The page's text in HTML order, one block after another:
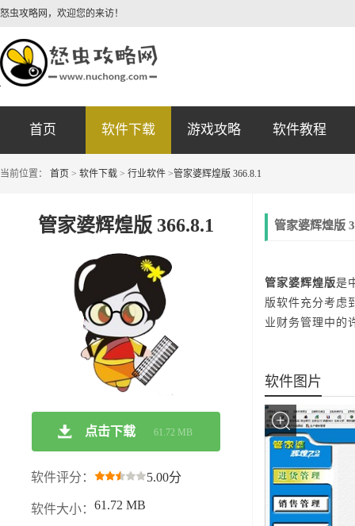
怒虫攻略网，欢迎您的来访！
首页 软件下载 游戏攻略 软件教程
当前位置： 首页 > 软件下载 > 行业软件 >管家婆辉煌版 366.8.1
管家婆辉煌版 366.8.1
点击下载 61.72 MB
软件评分： 5.00分
软件大小： 61.72 MB
管家婆辉煌版
管家婆辉煌版是
版软件充分考虑
业财务管理中的
软件图片